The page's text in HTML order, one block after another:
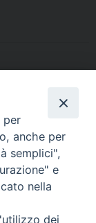
(NA)
per
anche per
semplici",
e
nella
dei